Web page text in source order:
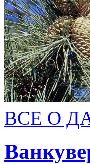
ВСЕ О